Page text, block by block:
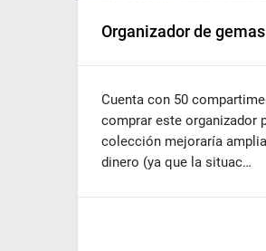
Organizador de
Cuenta con 50
comprar este organizador
colección mejoraría
dinero (ya que la situac…